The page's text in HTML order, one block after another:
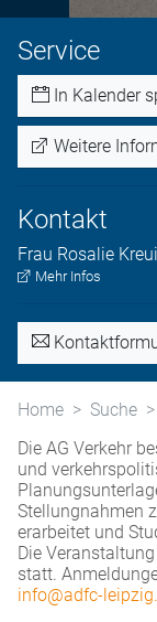
Service
In Kalender
Weitere
Kontakt
Frau Rosalie
Mehr Infos
Home Suche
Die AG Verkehr
und
Stellungnahmen
erarbeitet und
Die
statt.
info@adfc-